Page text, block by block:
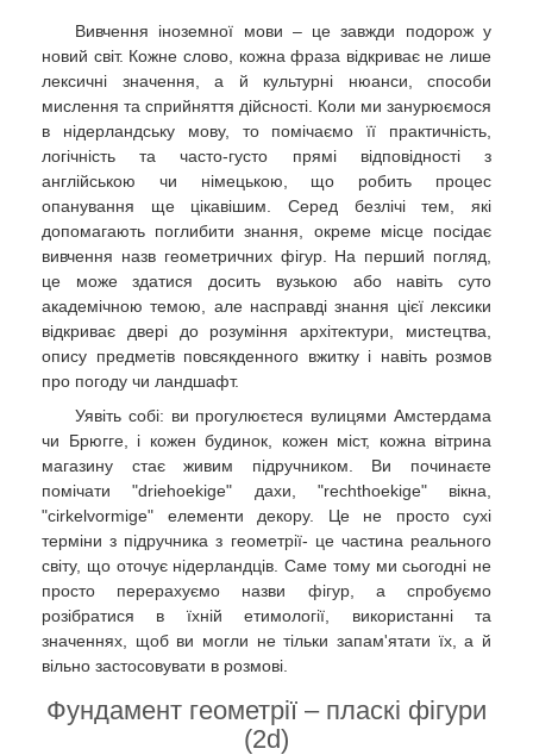
Вивчення іноземної мови – це завжди подорож у
новий світ. Кожне слово, кожна фраза відкриває не лише
лексичні значення, а й культурні нюанси, способи
мислення та сприйняття дійсності. Коли ми занурюємося
в нідерландську мову, то помічаємо її практичність,
логічність та часто-густо прямі відповідності з
англійською чи німецькою, що робить процес
опанування ще цікавішим. Серед безлічі тем, які
допомагають поглибити знання, окреме місце посідає
вивчення назв геометричних фігур. На перший погляд,
це може здатися досить вузькою або навіть суто
академічною темою, але насправді знання цієї лексики
відкриває двері до розуміння архітектури, мистецтва,
опису предметів повсякденного вжитку і навіть розмов
про погоду чи ландшафт.
Уявіть собі: ви прогулюєтеся вулицями Амстердама
чи Брюгге, і кожен будинок, кожен міст, кожна вітрина
магазину стає живим підручником. Ви починаєте
помічати "driehoekige" дахи, "rechthoekige" вікна,
"cirkelvormige" елементи декору. Це не просто сухі
терміни з підручника з геометрії- це частина реального
світу, що оточує нідерландців. Саме тому ми сьогодні не
просто перерахуємо назви фігур, а спробуємо
розібратися в їхній етимології, використанні та
значеннях, щоб ви могли не тільки запам'ятати їх, а й
вільно застосовувати в розмові.
Фундамент геометрії – пласкі фігури
(2d)